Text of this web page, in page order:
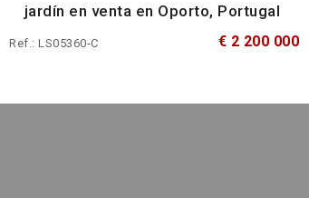
jardín en venta en Oporto, Portugal
Ref.: LS05360-C € 2 200 000